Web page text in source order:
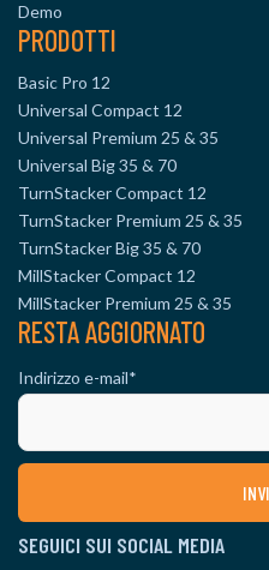
Demo
PRODOTTI
Basic Pro 12
Universal Compact 12
Universal Premium 25 & 35
Universal Big 35 & 70
TurnStacker Compact 12
TurnStacker Premium 25 & 35
TurnStacker Big 35 & 70
MillStacker Compact 12
MillStacker Premium 25 & 35
RESTA AGGIORNATO
Indirizzo e-mail*
SEGUICI SUI SOCIAL MEDIA